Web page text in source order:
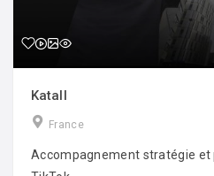
Katall
France
Accompagnement stratégie et